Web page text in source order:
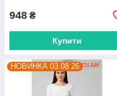
948 ₴
Купити
НОВИНКА 03.08.26